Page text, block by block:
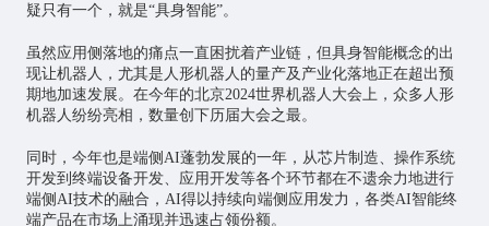
疑只有一个，就是“具身智能”。
虽然应用侧落地的痛点一直困扰着产业链，但具身智能概念的出
现让机器人，尤其是人形机器人的量产及产业化落地正在超出预
期地加速发展。在今年的北京2024世界机器人大会上，众多人形
机器人纷纷亮相，数量创下历届大会之最。
同时，今年也是端侧AI蓬勃发展的一年，从芯片制造、操作系统
开发到终端设备开发、应用开发等各个环节都在不遗余力地进行
端侧AI技术的融合，AI得以持续向端侧应用发力，各类AI智能终
端产品在市场上涌现并迅速占领份额。